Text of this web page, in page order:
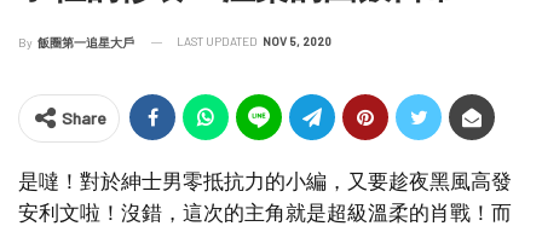
By 飯圈第一追星大戶 LAST UPDATED NOV 5, 2020
Share
是噠！對於紳士男零抵抗力的小編，又要趁夜黑風高發
安利文啦！沒錯，這次的主角就是超級溫柔的肖戰！而